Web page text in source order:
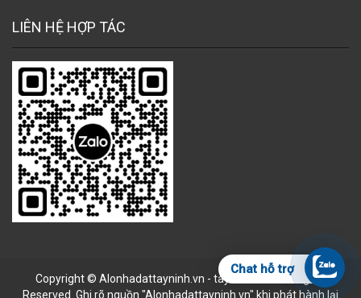
LIÊN HỆ HỢP TÁC
Copyright © Alonhadattayninh.vn - tayninh.land All Rights
Reserved. Ghi rõ nguồn "Alonhadattayninh.vn" khi phát hành lại
Chat hỗ trợ